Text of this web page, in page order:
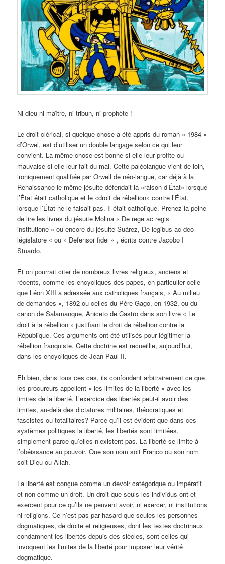
Ni dieu ni maître, ni tribun, ni prophète !
Le droit clérical, si quelque chose a été appris du roman « 1984 »
d’Orwel, est d’utiliser un double langage selon ce qui leur
convient. La même chose est bonne si elle leur profite ou
mauvaise si elle leur fait du mal. Cette paléolangue vient de loin,
ironiquement qualifiée par Orwell de néo-langue, car déjà à la
Renaissance le même jésuite défendait la «raison d’État» lorsque
l’État était catholique et le «droit de rébellion» contre l’État,
lorsque l’État ne le faisait pas. Il était catholique. Prenez la peine
de lire les livres du jésuite Molina « De rege ac regis
institutione » ou encore du jésuite Suárez, De legibus ac deo
législatore « ou » Defensor fidei « , écrits contre Jacobo I
Stuardo.
Et on pourrait citer de nombreux livres religieux, anciens et
récents, comme les encycliques des papes, en particulier celle
que Léon XIII a adressée aux catholiques français, « Au milieu
de demandes », 1892 ou celles du Père Gago, en 1932, ou du
canon de Salamanque, Aniceto de Castro dans son livre « Le
droit à la rébellion » justifiant le droit de rébellion contre la
République. Ces arguments ont été utilisés pour légitimer la
rébellion franquiste. Cette doctrine est recueillie, aujourd’hui,
dans les encycliques de Jean-Paul II.
Eh bien, dans tous ces cas, ils confondent arbitrairement ce que
les procureurs appellent « les limites de la liberté » avec les
limites de la liberté. L’exercice des libertés peut-il avoir des
limites, au-delà des dictatures militaires, théocratiques et
fascistes ou totalitaires? Parce qu’il est évident que dans ces
systèmes politiques la liberté, les libertés sont limitées,
simplement parce qu’elles n’existent pas. La liberté se limite à
l’obéissance au pouvoir. Que son nom soit Franco ou son nom
soit Dieu ou Allah.
La liberté est conçue comme un devoir catégorique ou impératif
et non comme un droit. Un droit que seuls les individus ont et
exercent pour ce qu’ils ne peuvent avoir, ni exercer, ni institutions
ni religions. Ce n’est pas par hasard que seules les personnes
dogmatiques, de droite et religieuses, dont les textes doctrinaux
condamnent les libertés depuis des siècles, sont celles qui
invoquent les limites de la liberté pour imposer leur vérité
dogmatique.